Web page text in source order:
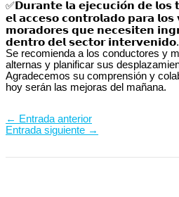
✅𝗗𝘂𝗿𝗮𝗻𝘁𝗲 𝗹𝗮 𝗲𝗷𝗲𝗰𝘂𝗰𝗶𝗼́𝗻 𝗱𝗲 𝗹𝗼𝘀
𝗲𝗹 𝗮𝗰𝗰𝗲𝘀𝗼 𝗰𝗼𝗻𝘁𝗿𝗼𝗹𝗮𝗱𝗼 𝗽𝗮𝗿𝗮
𝗺𝗼𝗿𝗮𝗱𝗼𝗿𝗲𝘀 𝗾𝘂𝗲 𝗻𝗲𝗰𝗲𝘀𝗶𝘁𝗲𝗻
𝗱𝗲𝗻𝘁𝗿𝗼 𝗱𝗲𝗹 𝘀𝗲𝗰𝘁𝗼𝗿 𝗶𝗻𝘁𝗲𝗿𝘃𝗲𝗻𝗶𝗱𝗼.
Se recomienda a los conductores y
alternas y planificar sus
Agradecemos su comprensión y
hoy serán las mejoras del mañana.
← Entrada anterior
Entrada siguiente →